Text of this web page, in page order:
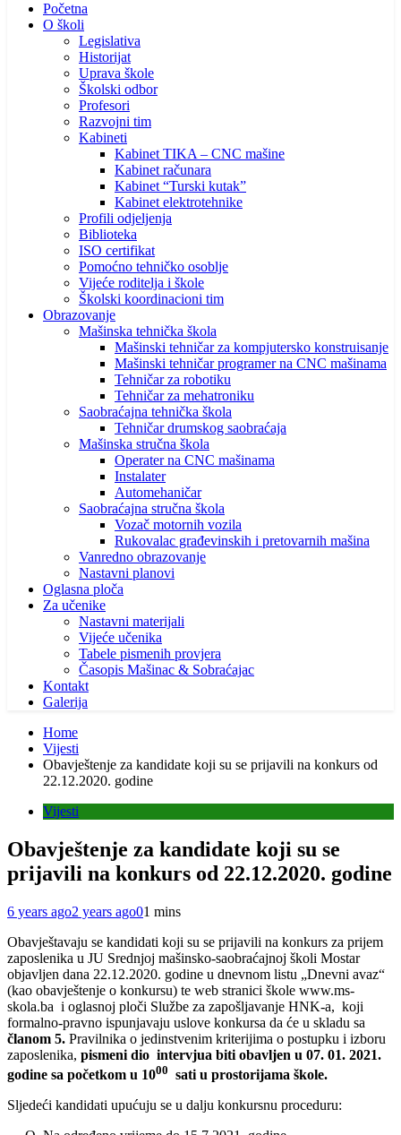
Početna
O školi
Legislativa
Historijat
Uprava škole
Školski odbor
Profesori
Razvojni tim
Kabineti
Kabinet TIKA – CNC mašine
Kabinet računara
Kabinet “Turski kutak”
Kabinet elektrotehnike
Profili odjeljenja
Biblioteka
ISO certifikat
Pomoćno tehničko osoblje
Vijeće roditelja i škole
Školski koordinacioni tim
Obrazovanje
Mašinska tehnička škola
Mašinski tehničar za kompjutersko konstruisanje
Mašinski tehničar programer na CNC mašinama
Tehničar za robotiku
Tehničar za mehatroniku
Saobraćajna tehnička škola
Tehničar drumskog saobraćaja
Mašinska stručna škola
Operater na CNC mašinama
Instalater
Automehaničar
Saobraćajna stručna škola
Vozač motornih vozila
Rukovalac građevinskih i pretovarnih mašina
Vanredno obrazovanje
Nastavni planovi
Oglasna ploča
Za učenike
Nastavni materijali
Vijeće učenika
Tabele pismenih provjera
Časopis Mašinac & Sobraćajac
Kontakt
Galerija
Home
Vijesti
Obavještenje za kandidate koji su se prijavili na konkurs od
22.12.2020. godine
Vijesti
Obavještenje za kandidate koji su se
prijavili na konkurs od 22.12.2020. godine
6 years ago2 years ago01 mins
Obavještavaju se kandidati koji su se prijavili na konkurs za prijem
zaposlenika u JU Srednjoj mašinsko-saobraćajnoj školi Mostar
objavljen dana 22.12.2020. godine u dnevnom listu „Dnevni avaz“
(kao obavještenje o konkursu) te web stranici škole www.ms-
skola.ba i oglasnoj ploči Službe za zapošljavanje HNK-a, koji
formalno-pravno ispunjavaju uslove konkursa da će u skladu sa
članom 5. Pravilnika o jedinstvenim kriterijima o postupku i izboru
zaposlenika, pismeni dio intervjua biti obavljen u 07. 01. 2021.
godine sa početkom u 1000 sati u prostorijama škole.
Sljedeći kandidati upućuju se u dalju konkursnu proceduru: